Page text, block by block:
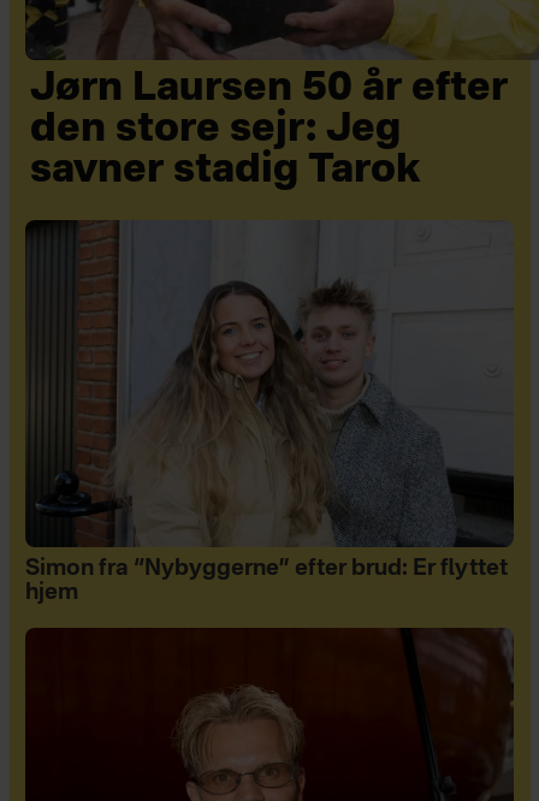
Jørn Laursen 50 år efter
den store sejr: Jeg
savner stadig Tarok
Simon fra “Nybyggerne” efter brud: Er flyttet
hjem